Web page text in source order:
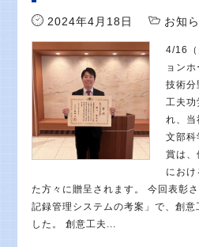
2024年4月18日 お知
4/16（
ョン
技術分
工夫功
れ、当
文部科
賞は、
におけ
た方々に贈呈されます。 今回表彰
記録管理システムの考案」で、創意
した。 創意工夫...